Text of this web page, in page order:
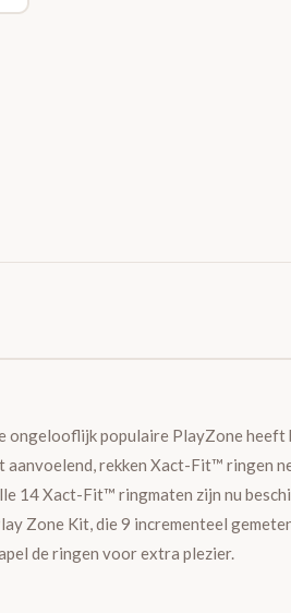
populaire PlayZone
aanvoelend, rekken Xact-Fit™
14 Xact-Fit™ ringmaten zijn nu
Zone Kit, die 9 incrementeel
de ringen voor extra plezier.